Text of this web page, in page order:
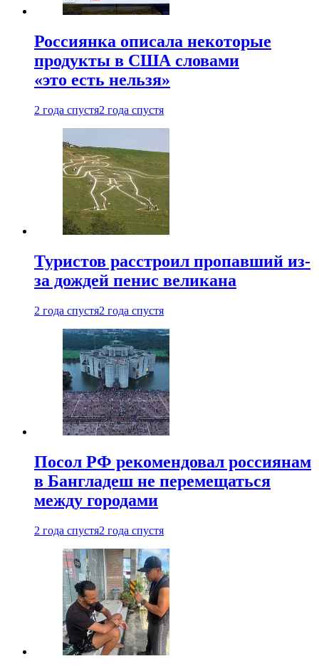
Россиянка описала некоторые
продукты в США словами
«это есть нельзя»
2 года спустя2 года спустя
Туристов расстроил пропавший из-
за дождей пенис великана
2 года спустя2 года спустя
Посол РФ рекомендовал россиянам
в Бангладеш не перемещаться
между городами
2 года спустя2 года спустя